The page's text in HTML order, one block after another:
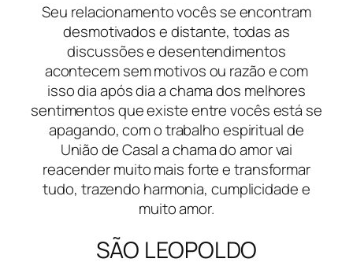
Seu relacionamento vocês se encontram
desmotivados e distante, todas as
discussões e desentendimentos
acontecem sem motivos ou razão e com
isso dia após dia a chama dos melhores
sentimentos que existe entre vocês está se
apagando, com o trabalho espiritual de
União de Casal a chama do amor vai
reacender muito mais forte e transformar
tudo, trazendo harmonia, cumplicidade e
muito amor.
SÃO LEOPOLDO